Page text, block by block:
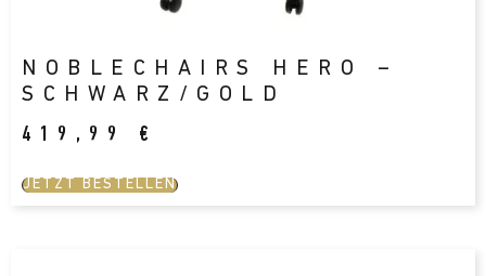
NOBLECHAIRS HERO –
SCHWARZ/GOLD
419,99 €
JETZT BESTELLEN